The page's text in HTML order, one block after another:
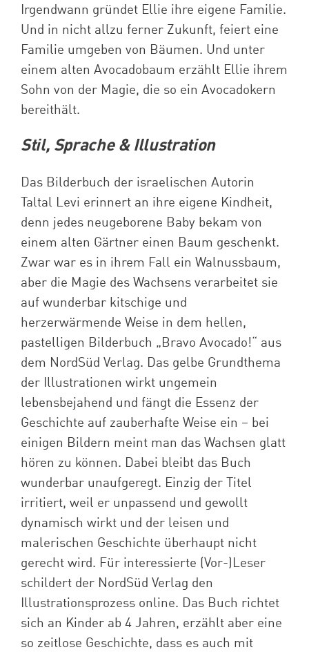
Irgendwann gründet Ellie ihre eigene Familie.
Und in nicht allzu ferner Zukunft, feiert eine
Familie umgeben von Bäumen. Und unter
einem alten Avocadobaum erzählt Ellie ihrem
Sohn von der Magie, die so ein Avocadokern
bereithält.
Stil, Sprache & Illustration
Das Bilderbuch der israelischen Autorin
Taltal Levi erinnert an ihre eigene Kindheit,
denn jedes neugeborene Baby bekam von
einem alten Gärtner einen Baum geschenkt.
Zwar war es in ihrem Fall ein Walnussbaum,
aber die Magie des Wachsens verarbeitet sie
auf wunderbar kitschige und
herzerwärmende Weise in dem hellen,
pastelligen Bilderbuch „Bravo Avocado!“ aus
dem NordSüd Verlag. Das gelbe Grundthema
der Illustrationen wirkt ungemein
lebensbejahend und fängt die Essenz der
Geschichte auf zauberhafte Weise ein – bei
einigen Bildern meint man das Wachsen glatt
hören zu können. Dabei bleibt das Buch
wunderbar unaufgeregt. Einzig der Titel
irritiert, weil er unpassend und gewollt
dynamisch wirkt und der leisen und
malerischen Geschichte überhaupt nicht
gerecht wird. Für interessierte (Vor-)Leser
schildert der NordSüd Verlag den
Illustrationsprozess online. Das Buch richtet
sich an Kinder ab 4 Jahren, erzählt aber eine
so zeitlose Geschichte, dass es auch mit